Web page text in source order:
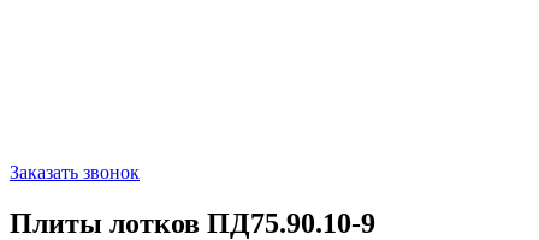
Заказать звонок
Плиты лотков ПД75.90.10-9